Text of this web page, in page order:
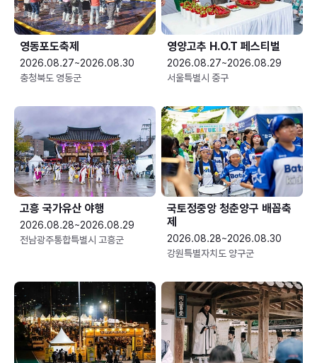
영동포도축제
2026.08.27~2026.08.30
충청북도 영동군
영양고추 H.O.T 페스티벌
2026.08.27~2026.08.29
서울특별시 중구
고흥 국가유산 야행
2026.08.28~2026.08.29
전남광주통합특별시 고흥군
국토정중앙 청춘양구 배꼽축
제
2026.08.28~2026.08.30
강원특별자치도 양구군